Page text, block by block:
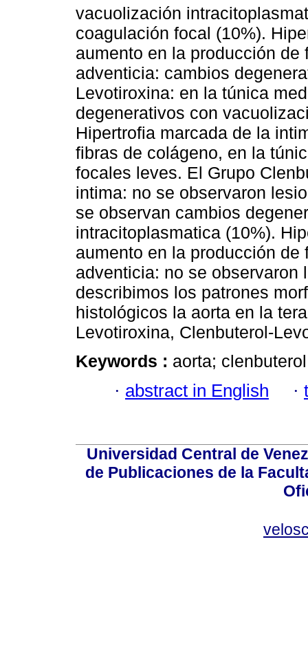
vacuolización
coagulación focal (10%).
aumento en la producción
adventicia: cambios
Levotiroxina: en la túnica
degenerativos con
Hipertrofia marcada de la
fibras de colágeno, en la
focales leves. El Grupo
intima: no se observaron
se observan cambios
intracitoplasmatica (10%).
aumento en la producción
adventicia: no se
describimos los patrones
histológicos la aorta en la
Levotiroxina, Clenbuterol-
Keywords : aorta;
· abstract in English ·
Universidad Central de
de Publicaciones de la